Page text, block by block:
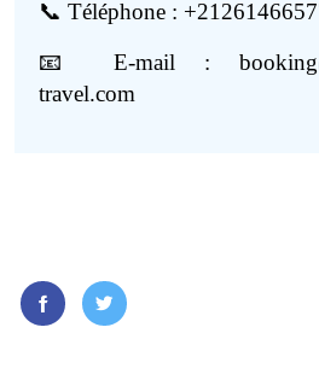
📞 Téléphone :
📧 E-mail :
travel.com